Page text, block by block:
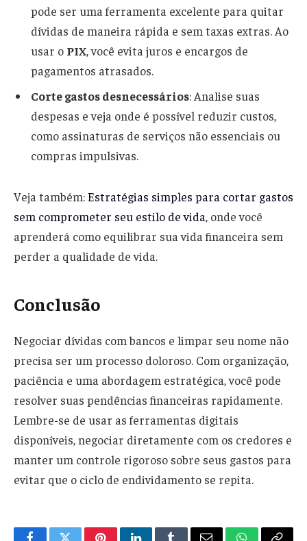
pode ser uma ferramenta excelente para quitar
dívidas de maneira rápida e sem taxas extras. Ao
usar o PIX, você evita juros e encargos de
pagamentos atrasados.
Corte gastos desnecessários: Analise suas
despesas e veja onde é possível reduzir custos,
como assinaturas de serviços não essenciais ou
compras impulsivas.
Veja também:Estratégias simples para cortar gastos
sem comprometer seu estilo de vida, onde você
aprenderá como equilibrar sua vida financeira sem
perder a qualidade de vida.
Conclusão
Negociar dívidas com bancos e limpar seu nome não
precisa ser um processo doloroso. Com organização,
paciência e uma abordagem estratégica, você pode
resolver suas pendências financeiras rapidamente.
Lembre-se de usar as ferramentas digitais
disponíveis, negociar diretamente com os credores e
manter um controle rigoroso sobre seus gastos para
evitar que o ciclo de endividamento se repita.